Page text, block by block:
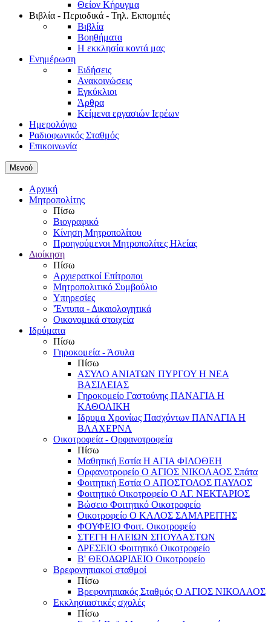
Θείον Κήρυγμα
Βιβλία - Περιοδικά - Τηλ. Εκπομπές
Βιβλία
Βοηθήματα
Η εκκλησία κοντά μας
Ενημέρωση
Ειδήσεις
Ανακοινώσεις
Εγκύκλιοι
Άρθρα
Κείμενα εργασιών Ιερέων
Ημερολόγιο
Ραδιοφωνικός Σταθμός
Επικοινωνία
Μενού
Αρχική
Μητροπολίτης
Πίσω
Βιογραφικό
Κίνηση Μητροπολίτου
Προηγούμενοι Μητροπολίτες Ηλείας
Διοίκηση
Πίσω
Αρχιερατκοί Επίτροποι
Μητροπολιτικό Συμβούλιο
Υπηρεσίες
'Έντυπα - Δικαιολογητικά
Οικονομικά στοιχεία
Ιδρύματα
Πίσω
Γηροκομεία - Άσυλα
Πίσω
ΑΣΥΛΟ ΑΝΙΑΤΩΝ ΠΥΡΓΟΥ Η ΝΕΑ
ΒΑΣΙΛΕΙΑΣ
Γηροκομείο Γαστούνης ΠΑΝΑΓΙΑ Η
ΚΑΘΟΛΙΚΗ
Ιδρυμα Χρονίως Πασχόντων ΠΑΝΑΓΙΑ Η
ΒΛΑΧΕΡΝΑ
Οικοτροφεία - Ορφανοτροφεία
Πίσω
Μαθητική Εστία Η ΑΓΙΑ ΦΙΛΟΘΕΗ
Ορφανοτροφείο Ο ΑΓΙΟΣ ΝΙΚΟΛΑΟΣ Σπάτα
Φοιτητική Εστία Ο ΑΠΟΣΤΟΛΟΣ ΠΑΥΛΟΣ
Φοιτητικό Οικοτροφείο Ο ΑΓ. ΝΕΚΤΑΡΙΟΣ
Βώσειο Φοιτητικό Οικοτροφείο
Οικοτροφείο Ο ΚΑΛΟΣ ΣΑΜΑΡΕΙΤΗΣ
ΦΟΥΦΕΙΟ Φοιτ. Οικοτροφείο
ΣΤΕΓΗ ΗΛΕΙΩΝ ΣΠΟΥΔΑΣΤΩΝ
ΔΡΕΣΕΙΟ Φοιτητικό Οικοτροφείο
Β' ΘΕΟΔΩΡΙΔΕΙΟ Οικοτροφείο
Βρεφονηπιακοί σταθμοί
Πίσω
Βρεφονηπιακός Σταθμός Ο ΑΓΙΟΣ ΝΙΚΟΛΑΟΣ
Εκκλησιαστικές σχολές
Πίσω